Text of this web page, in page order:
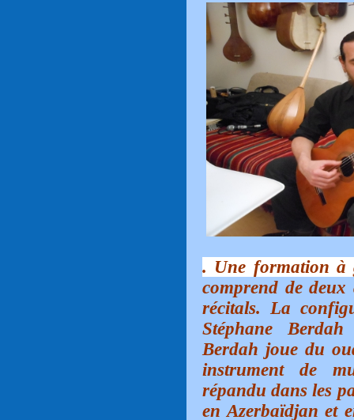
. Une formation à
comprend de
récitals. La
Stéphane
Berdah joue du
instrument de
répandu dans les
en Azerbaïdjan et